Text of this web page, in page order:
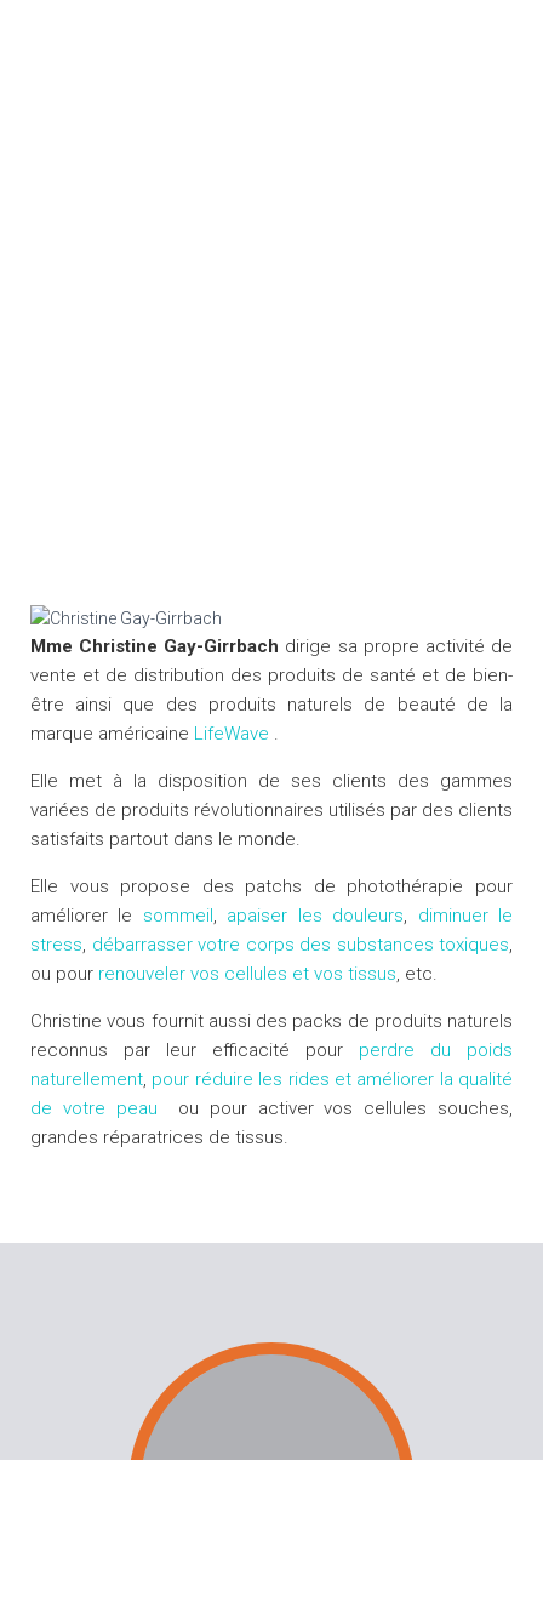
Mme Christine Gay-Girrbach dirige sa propre activité de
vente et de distribution des produits de santé et de bien-
être ainsi que des produits naturels de beauté de la
marque américaine LifeWave .
Elle met à la disposition de ses clients des gammes
variées de produits révolutionnaires utilisés par des clients
satisfaits partout dans le monde.
Elle vous propose des patchs de photothérapie pour
améliorer le
sommeil, apaiser les douleurs,
diminuer le
stress, débarrasser votre corps des substances toxiques,
ou pour renouveler vos cellules et vos tissus, etc.
Christine vous fournit aussi des packs de produits naturels
reconnus par leur efficacité pour
perdre du poids
naturellement, pour réduire les rides et améliorer la qualité
de votre peau
ou pour activer vos cellules souches,
grandes réparatrices de tissus.